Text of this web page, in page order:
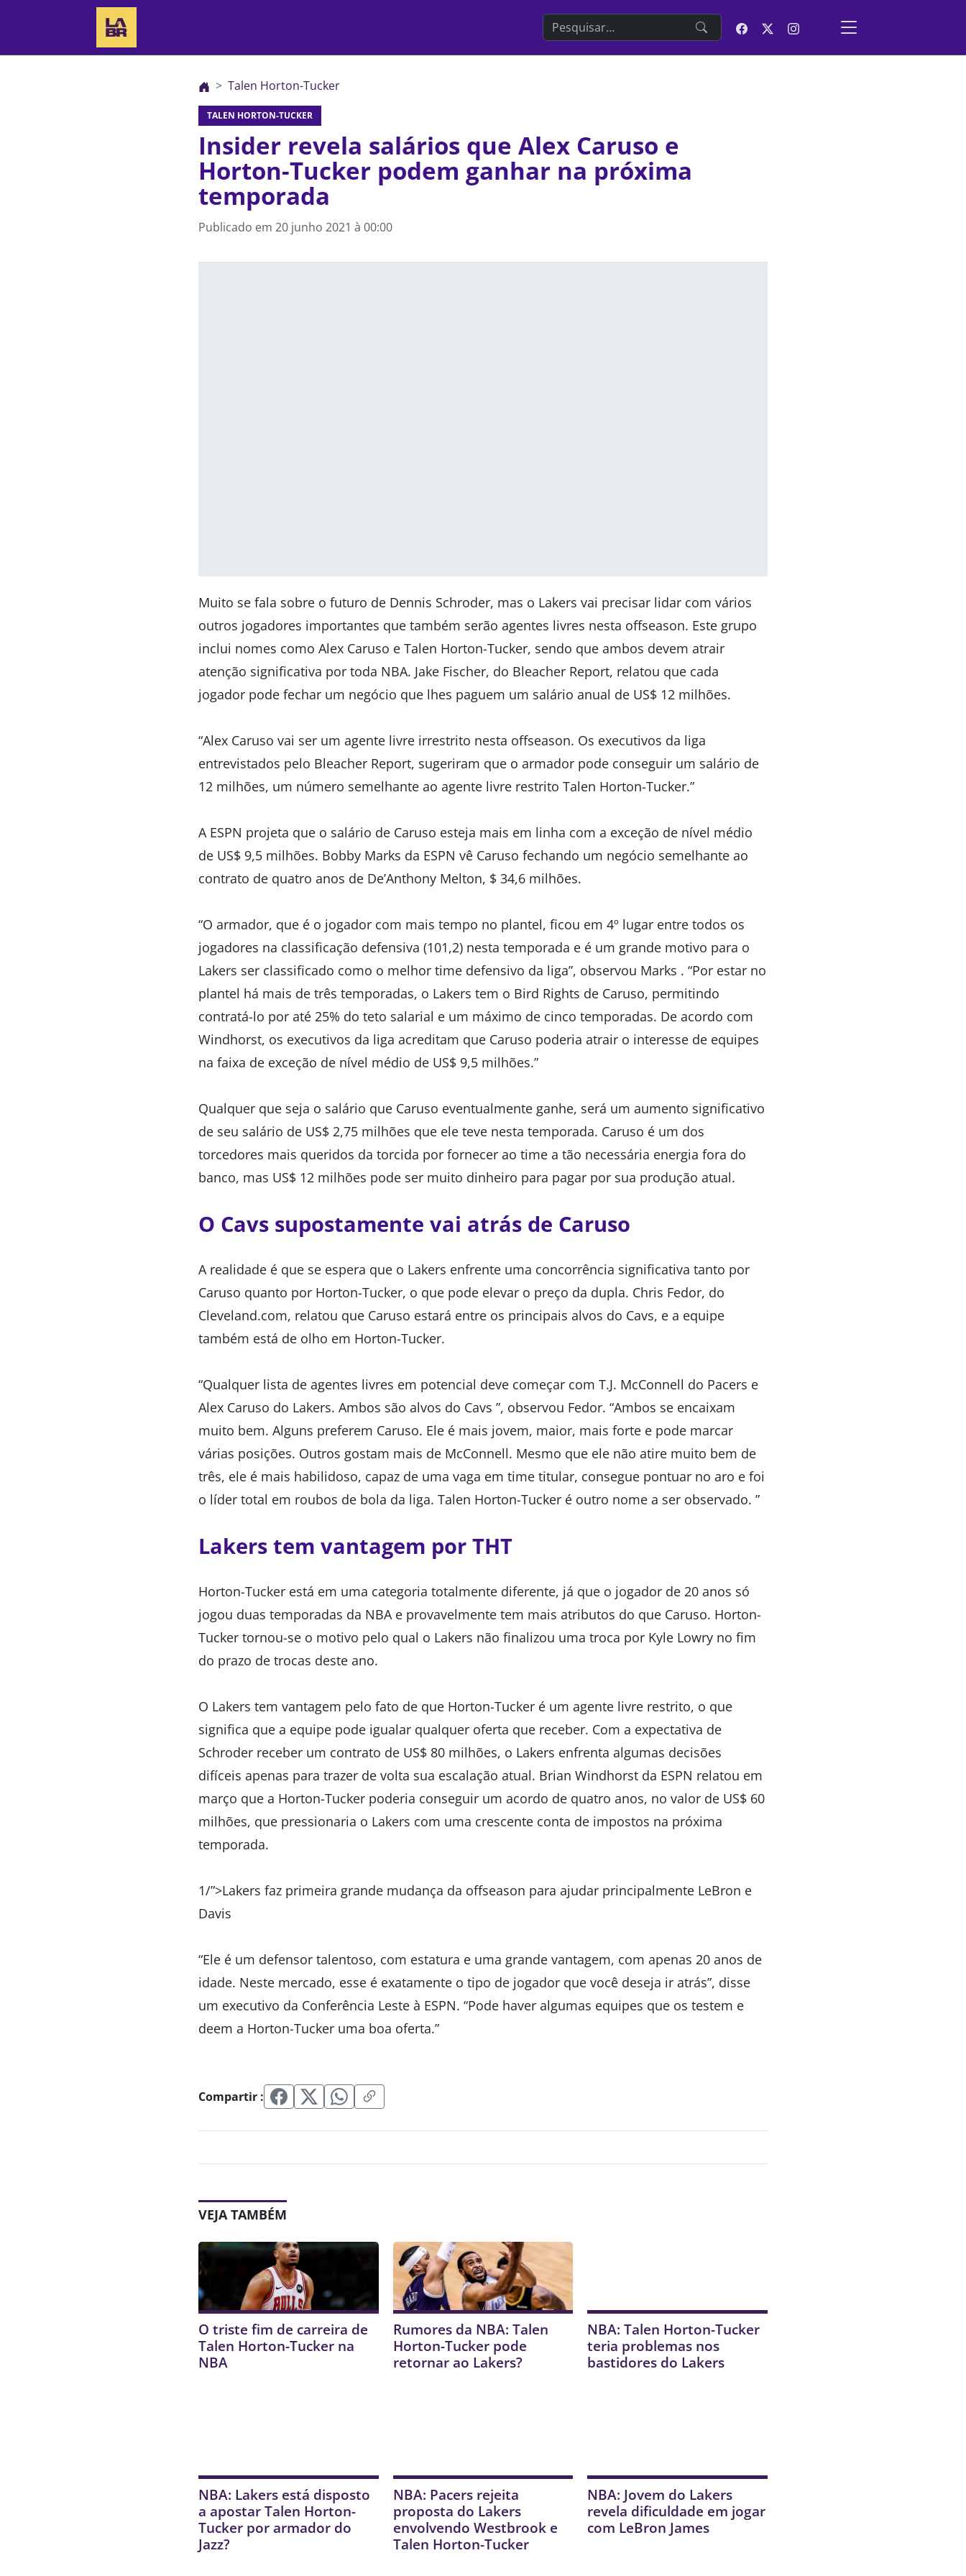
Search the website
Talen Horton-Tucker
TALEN HORTON-TUCKER
Insider revela salários que Alex Caruso e
Horton-Tucker podem ganhar na próxima
temporada
Publicado em 20 junho 2021 à 00:00
Muito se fala sobre o futuro de Dennis Schroder, mas o Lakers vai precisar lidar com vários
outros jogadores importantes que também serão agentes livres nesta offseason. Este grupo
inclui nomes como Alex Caruso e Talen Horton-Tucker, sendo que ambos devem atrair
atenção significativa por toda NBA. Jake Fischer, do Bleacher Report, relatou que cada
jogador pode fechar um negócio que lhes paguem um salário anual de US$ 12 milhões.
“Alex Caruso vai ser um agente livre irrestrito nesta offseason. Os executivos da liga
entrevistados pelo Bleacher Report, sugeriram que o armador pode conseguir um salário de
12 milhões, um número semelhante ao agente livre restrito Talen Horton-Tucker.”
A ESPN projeta que o salário de Caruso esteja mais em linha com a exceção de nível médio
de US$ 9,5 milhões. Bobby Marks da ESPN vê Caruso fechando um negócio semelhante ao
contrato de quatro anos de De’Anthony Melton, $ 34,6 milhões.
“O armador, que é o jogador com mais tempo no plantel, ficou em 4º lugar entre todos os
jogadores na classificação defensiva (101,2) nesta temporada e é um grande motivo para o
Lakers ser classificado como o melhor time defensivo da liga”, observou Marks . “Por estar no
plantel há mais de três temporadas, o Lakers tem o Bird Rights de Caruso, permitindo
contratá-lo por até 25% do teto salarial e um máximo de cinco temporadas. De acordo com
Windhorst, os executivos da liga acreditam que Caruso poderia atrair o interesse de equipes
na faixa de exceção de nível médio de US$ 9,5 milhões.”
Qualquer que seja o salário que Caruso eventualmente ganhe, será um aumento significativo
de seu salário de US$ 2,75 milhões que ele teve nesta temporada. Caruso é um dos
torcedores mais queridos da torcida por fornecer ao time a tão necessária energia fora do
banco, mas US$ 12 milhões pode ser muito dinheiro para pagar por sua produção atual.
O Cavs supostamente vai atrás de Caruso
A realidade é que se espera que o Lakers enfrente uma concorrência significativa tanto por
Caruso quanto por Horton-Tucker, o que pode elevar o preço da dupla. Chris Fedor, do
Cleveland.com, relatou que Caruso estará entre os principais alvos do Cavs, e a equipe
também está de olho em Horton-Tucker.
“Qualquer lista de agentes livres em potencial deve começar com T.J. McConnell do Pacers e
Alex Caruso do Lakers. Ambos são alvos do Cavs ”, observou Fedor. “Ambos se encaixam
muito bem. Alguns preferem Caruso. Ele é mais jovem, maior, mais forte e pode marcar
várias posições. Outros gostam mais de McConnell. Mesmo que ele não atire muito bem de
três, ele é mais habilidoso, capaz de uma vaga em time titular, consegue pontuar no aro e foi
o líder total em roubos de bola da liga. Talen Horton-Tucker é outro nome a ser observado. ”
Lakers tem vantagem por THT
Horton-Tucker está em uma categoria totalmente diferente, já que o jogador de 20 anos só
jogou duas temporadas da NBA e provavelmente tem mais atributos do que Caruso. Horton-
Tucker tornou-se o motivo pelo qual o Lakers não finalizou uma troca por Kyle Lowry no fim
do prazo de trocas deste ano.
O Lakers tem vantagem pelo fato de que Horton-Tucker é um agente livre restrito, o que
significa que a equipe pode igualar qualquer oferta que receber. Com a expectativa de
Schroder receber um contrato de US$ 80 milhões, o Lakers enfrenta algumas decisões
difíceis apenas para trazer de volta sua escalação atual. Brian Windhorst da ESPN relatou em
março que a Horton-Tucker poderia conseguir um acordo de quatro anos, no valor de US$ 60
milhões, que pressionaria o Lakers com uma crescente conta de impostos na próxima
temporada.
1/”>Lakers faz primeira grande mudança da offseason para ajudar principalmente LeBron e
Davis
“Ele é um defensor talentoso, com estatura e uma grande vantagem, com apenas 20 anos de
idade. Neste mercado, esse é exatamente o tipo de jogador que você deseja ir atrás”, disse
um executivo da Conferência Leste à ESPN. “Pode haver algumas equipes que os testem e
deem a Horton-Tucker uma boa oferta.”
Compartir :
VEJA TAMBÉM
O triste fim de carreira de
Talen Horton-Tucker na
NBA
Rumores da NBA: Talen
Horton-Tucker pode
retornar ao Lakers?
NBA: Talen Horton-Tucker
teria problemas nos
bastidores do Lakers
NBA: Lakers está disposto
a apostar Talen Horton-
Tucker por armador do
Jazz?
NBA: Pacers rejeita
proposta do Lakers
envolvendo Westbrook e
Talen Horton-Tucker
NBA: Jovem do Lakers
revela dificuldade em jogar
com LeBron James